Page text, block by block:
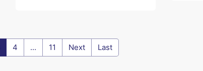
4 ... 11 Next Last